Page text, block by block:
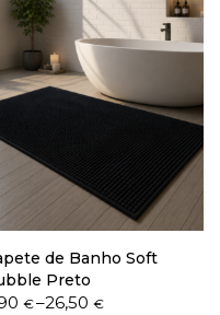
de Banho Soft
Preto
€–26,50 €